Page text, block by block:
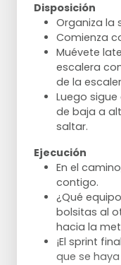
Disposición
Organiza la
Comienza
Muévete
escalera
de la
Luego
de baja a
saltar.
Ejecución
En el
contigo.
¿Qué
bolsitas al
hacia la
¡El sprint
que se